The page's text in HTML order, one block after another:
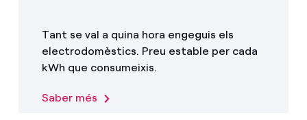
Tant se val a quina hora engeguis els
electrodomèstics. Preu estable per cada
kWh que consumeixis.
Saber més